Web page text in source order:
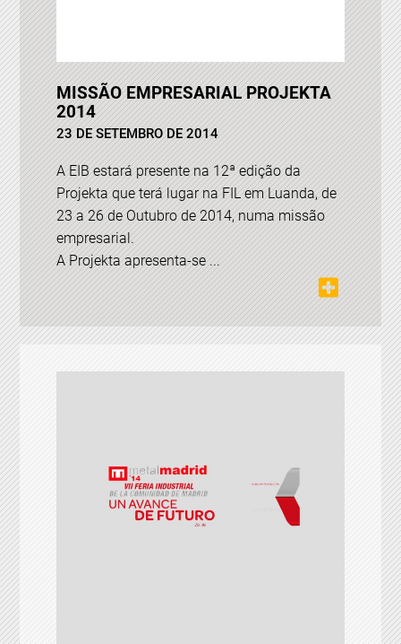
MISSÃO EMPRESARIAL PROJEKTA
2014
23 DE SETEMBRO DE 2014
A EIB estará presente na 12ª edição da
Projekta que terá lugar na FIL em Luanda, de
23 a 26 de Outubro de 2014, numa missão
empresarial.
A Projekta apresenta-se ...